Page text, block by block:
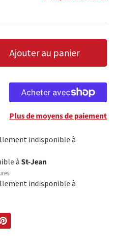
LA QUANTITÉ
Ajouter au panier
Plus de moyens de paiement
indisponible à
à St-Jean
indisponible à